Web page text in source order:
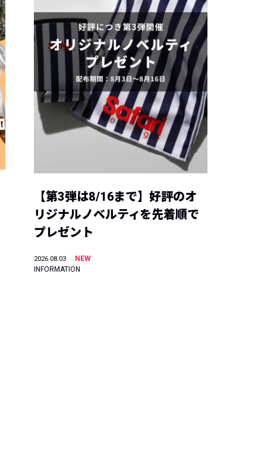
【第3弾は8/16まで】好評のオ
リジナルノベルティを先着順で
プレゼント
2026.08.03
NEW
INFORMATION